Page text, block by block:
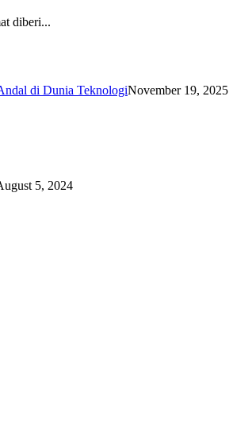
diberi...
di Dunia TeknologiNovember 19, 2025
5, 2024